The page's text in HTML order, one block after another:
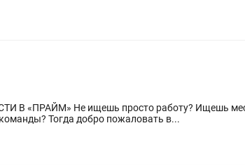
построить карьеру, достойно
Тогда добро пожаловать в...